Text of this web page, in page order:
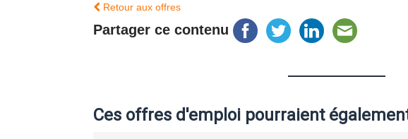
Retour aux offres
Partager ce contenu
Ces offres d'emploi pourraient